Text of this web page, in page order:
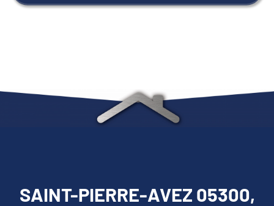
SAINT-PIERRE-AVEZ 05300,